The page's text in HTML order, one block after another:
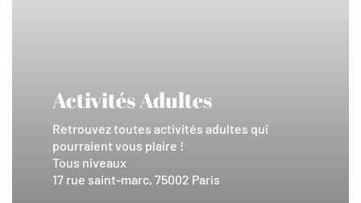
Activités Adultes
Retrouvez toutes activités adultes qui
pourraient vous plaire !
Tous niveaux
17 rue saint-marc, 75002 Paris